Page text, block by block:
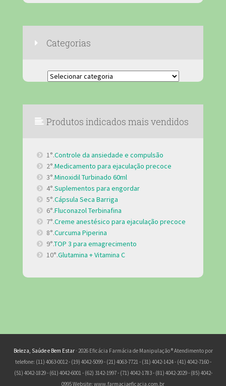
Categorias
Categorias
Produtos indicados mais vendidos
1°.Controle da ansiedade e compulsão
2°.Medicamento para ejaculação precoce
3°.Minoxidil Turbinado 60ml
4°.Suplementos para engordar
5°.Cápsula Seca Barriga
6°.Fluconazol Terbinafina
7°.Creme anestésico para ejaculação precoce
8°.Curcuma Piperina
9°.TOP 3 para emagrecimento
10°.Glutamina + Vitamina C
Beleza, Saúde e Bem Estar· 2026 Eficácia Farmácia de Manipulação ® Atendimento por
telefone: (11) 4063-0012 - (19) 4042-5099 - (21) 4063-7721 - (31) 4042-1424 - (41) 4042-7160 -
(51) 4042-1829 - (61) 4042-6001 - (62) 3142-1997 - (71) 4042-1783 - (81) 4042-2029 - (85) 4042-
0995 Website: www.farmaciaeficacia.com.br